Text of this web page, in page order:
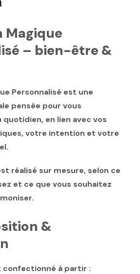
Magique
– bien-être &
Personnalisé est une
pensée pour vous
quotidien, en lien avec vos
, votre intention et votre
réalisé sur mesure, selon ce
et ce que vous souhaitez
&
à partir :